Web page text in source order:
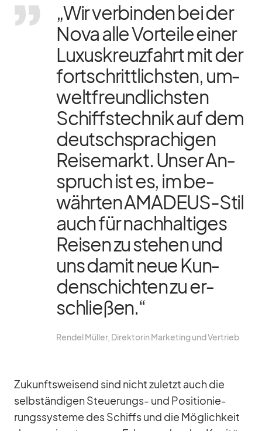
„Wir ver­bin­den bei der
Nova alle Vor­teile ei­ner
Lu­xus­kreuz­fahrt mit der
fort­schritt­lichs­ten, um­
welt­freund­lichs­ten
Schiffs­tech­nik auf dem
deutsch­spra­chi­gen
Rei­se­markt. Un­ser An­
spruch ist es, im be­
währ­ten AMA­DEUS-Stil
auch für nach­hal­ti­ges
Rei­sen zu ste­hen und
uns da­mit neue Kun­
den­schich­ten zu er­
schlie­ßen.“
Ren­del Mül­ler, Di­rek­to­rin Mar­ke­ting und Ver­trieb
Zu­kunfts­wei­send sind nicht zu­letzt auch die
selb­stän­di­gen Steue­rungs- und Po­si­tio­nie­
rungs­sys­teme des Schiffs und die Mög­lich­keit